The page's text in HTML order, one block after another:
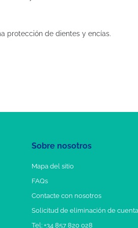
protección de dientes y encías.
Sobre nosotros
Mapa del sitio
FAQs
Contacte con nosotros
Solicitud de eliminación de cuenta
Tel: +34 857 820 028